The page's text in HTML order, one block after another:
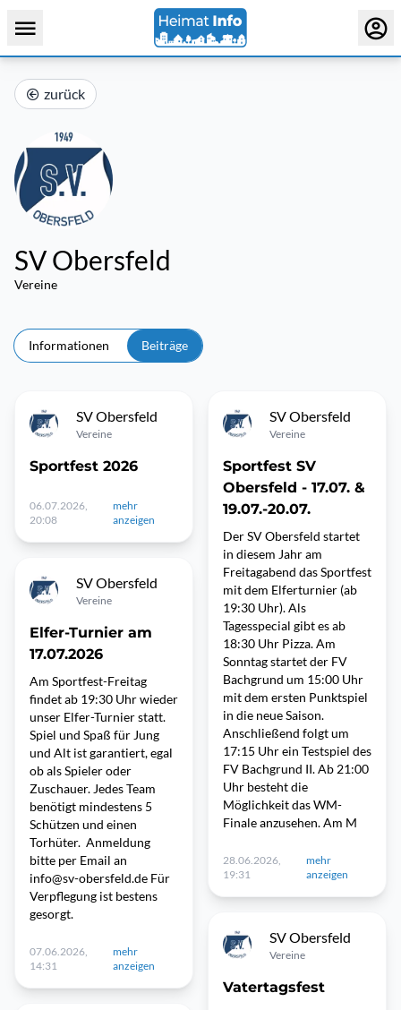
zurück
SV Obersfeld
Vereine
Informationen Beiträge
SV Obersfeld
Vereine
Sportfest 2026
06.07.2026,
20:08
mehr
anzeigen
SV Obersfeld
Vereine
Elfer-Turnier am
17.07.2026
Am Sportfest-Freitag
findet ab 19:30 Uhr wieder
unser Elfer-Turnier statt.
Spiel und Spaß für Jung
und Alt ist garantiert, egal
ob als Spieler oder
Zuschauer. Jedes Team
benötigt mindestens 5
Schützen und einen
Torhüter. Anmeldung
bitte per Email an
info@sv-obersfeld.de Für
Verpflegung ist bestens
gesorgt.
07.06.2026,
14:31
mehr
anzeigen
SV Obersfeld
Vereine
Sportfest SV
Obersfeld - 17.07. &
19.07.-20.07.
Der SV Obersfeld startet
in diesem Jahr am
Freitagabend das Sportfest
mit dem Elferturnier (ab
19:30 Uhr). Als
Tagesspecial gibt es ab
18:30 Uhr Pizza. Am
Sonntag startet der FV
Bachgrund um 15:00 Uhr
mit dem ersten Punktspiel
in die neue Saison.
Anschließend folgt um
17:15 Uhr ein Testspiel des
FV Bachgrund II. Ab 21:00
Uhr besteht die
Möglichkeit das WM-
Finale anzusehen. Am M
28.06.2026,
19:31
mehr
anzeigen
SV Obersfeld
Vereine
Vatertagsfest